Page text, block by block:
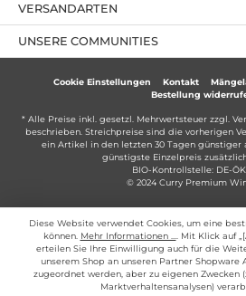
UNSERE COMMUNITIES
VERSANDARTEN
Cookie Einstellungen Kontakt
Bestellung
* Alle Preise inkl. gesetzl. Mehrwertsteuer zzgl.
beschrieben. Streichpreise sind die vorherigen
ein Artikel in den letzten 30 Tagen günstiger
günstigste Einzelpreis
BIO-Kontrollstelle: DE-
© 2024 Curry Premium
Diese Website verwendet Cookies, um eine
können. Mehr Informationen ...
. Mit Klick auf
erteilen Sie Ihre Einwilligung auch für die
unserem Shop an unseren Partner Shopware
zugeordnet werden, aber zu eigenen Zwecken
Marktverhaltensanalysen)